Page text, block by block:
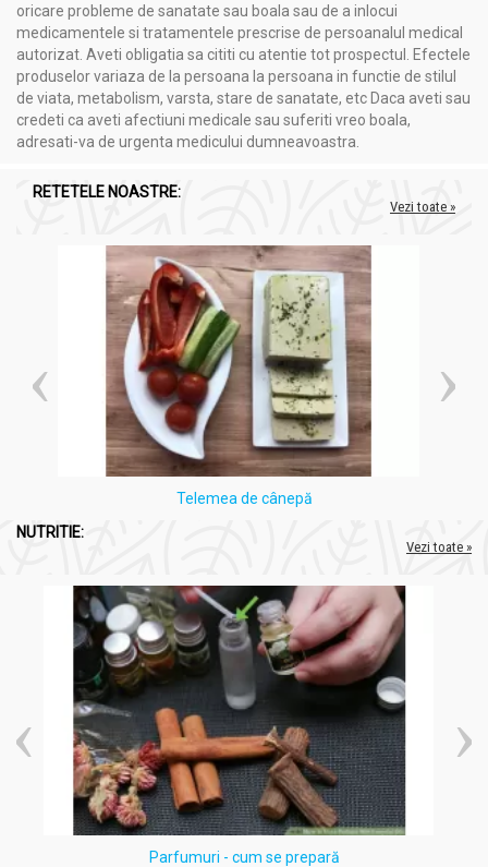
oricare probleme de sanatate sau boala sau de a inlocui
medicamentele si tratamentele prescrise de persoanalul medical
autorizat. Aveti obligatia sa cititi cu atentie tot prospectul. Efectele
produselor variaza de la persoana la persoana in functie de stilul
de viata, metabolism, varsta, stare de sanatate, etc Daca aveti sau
credeti ca aveti afectiuni medicale sau suferiti vreo boala,
adresati-va de urgenta medicului dumneavoastra.
RETETELE NOASTRE:
Vezi toate »
Telemea de cânepă
NUTRITIE:
Vezi toate »
Parfumuri - cum se prepară